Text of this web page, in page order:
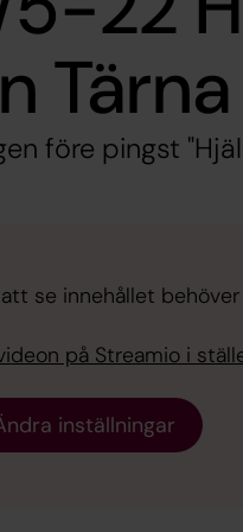
före pingst
se innehållet
på Streamio i
inställningar